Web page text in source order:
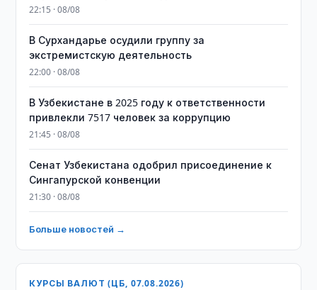
22:15 · 08/08
В Сурхандарье осудили группу за
экстремистскую деятельность
22:00 · 08/08
В Узбекистане в 2025 году к ответственности
привлекли 7517 человек за коррупцию
21:45 · 08/08
Сенат Узбекистана одобрил присоединение к
Сингапурской конвенции
21:30 · 08/08
Больше новостей →
КУРСЫ ВАЛЮТ (ЦБ, 07.08.2026)